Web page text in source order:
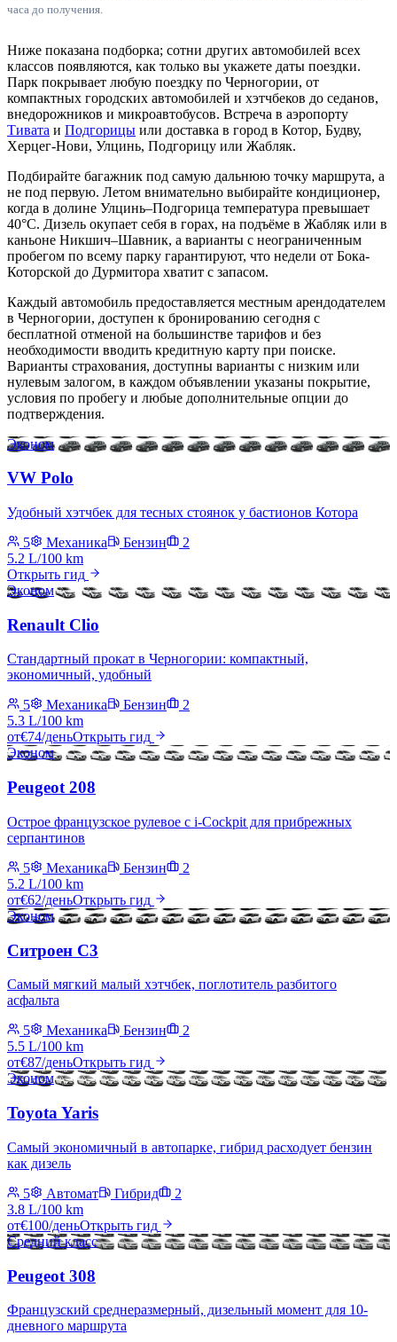
часа до получения.
Ниже показана подборка; сотни других автомобилей всех
классов появляются, как только вы укажете даты поездки.
Парк покрывает любую поездку по Черногории, от
компактных городских автомобилей и хэтчбеков до седанов,
внедорожников и микроавтобусов. Встреча в аэропорту
Тивата и Подгорицы или доставка в город в Котор, Будву,
Херцег-Нови, Улцинь, Подгорицу или Жабляк.
Подбирайте багажник под самую дальнюю точку маршрута, а
не под первую. Летом внимательно выбирайте кондиционер,
когда в долине Улцинь–Подгорица температура превышает
40°C. Дизель окупает себя в горах, на подъёме в Жабляк или в
каньоне Никшич–Шавник, а варианты с неограниченным
пробегом по всему парку гарантируют, что недели от Бока-
Которской до Дурмитора хватит с запасом.
Каждый автомобиль предоставляется местным арендодателем
в Черногории, доступен к бронированию сегодня с
бесплатной отменой на большинстве тарифов и без
необходимости вводить кредитную карту при поиске.
Варианты страхования, доступны варианты с низким или
нулевым залогом, в каждом объявлении указаны покрытие,
условия по пробегу и любые дополнительные опции до
подтверждения.
Эконом
VW Polo
Удобный хэтчбек для тесных стоянок у бастионов Котора
5
Механика Бензин
2
5.2 L/100 km
Открыть гид
Эконом
Renault Clio
Стандартный прокат в Черногории: компактный,
экономичный, удобный
5
Механика Бензин
2
5.3 L/100 km
от€74/деньОткрыть гид
Эконом
Peugeot 208
Острое французское рулевое с i-Cockpit для прибрежных
серпантинов
5
Механика Бензин
2
5.2 L/100 km
от€62/деньОткрыть гид
Эконом
Ситроен C3
Самый мягкий малый хэтчбек, поглотитель разбитого
асфальта
5
Механика Бензин
2
5.5 L/100 km
от€87/деньОткрыть гид
Эконом
Toyota Yaris
Самый экономичный в автопарке, гибрид расходует бензин
как дизель
5
Автомат Гибрид
2
3.8 L/100 km
от€100/деньОткрыть гид
Средний класс
Peugeot 308
Французский среднеразмерный, дизельный момент для 10-
дневного маршрута